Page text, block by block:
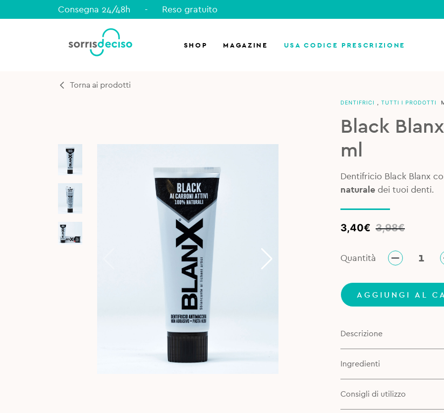
Consegna 24/48h - Reso gratuito
SHOP MAGAZINE USA CODICE PRESCRIZIONE
Torna ai prodotti
DENTIFRICI , TUTTI I PRODOTTI
Black
ml
Dentifricio Black Blanx
naturaledei tuoi denti.
3,98€
Original
3,98€.
3,40€
Current
3,40€.
Quantità
AGGIUNGI AL
Descrizione
Ingredienti
Consigli di utilizzo